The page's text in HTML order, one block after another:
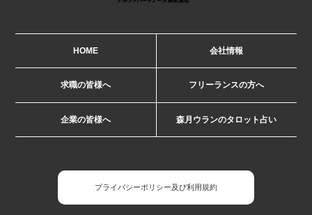
HOME 会社情報
求職の皆様へ フリーランスの方へ
企業の皆様へ 森月ウランのタロット占い
プライバシーポリシー及び利用規約